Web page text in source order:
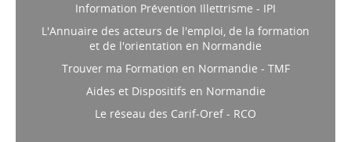
Information Prévention Illettrisme - IPI
L'Annuaire des acteurs de l'emploi, de la formation
et de l'orientation en Normandie
Trouver ma Formation en Normandie - TMF
Aides et Dispositifs en Normandie
Le réseau des Carif-Oref - RCO